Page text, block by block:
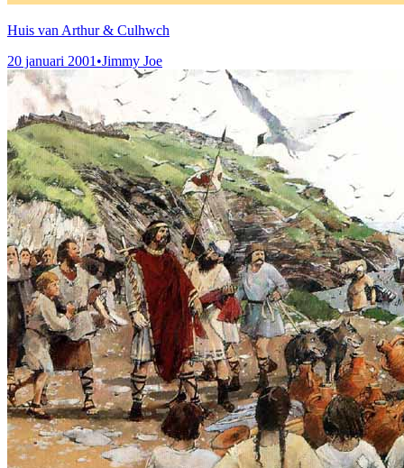
Huis van Arthur & Culhwch
20 januari 2001 •Jimmy Joe